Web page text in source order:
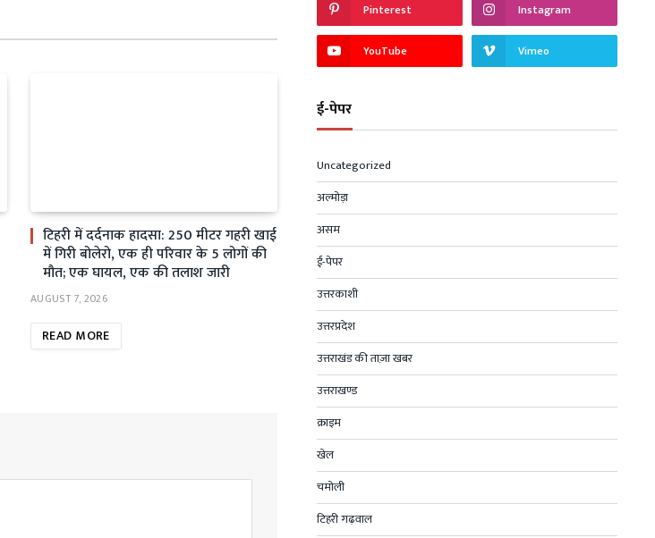
टिहरी में दर्दनाक हादसा: 250 मीटर गहरी खाई
में गिरी बोलेरो, एक ही परिवार के 5 लोगों की
मौत; एक घायल, एक की तलाश जारी
AUGUST 7, 2026
READ MORE
Pinterest Instagram
YouTube Vimeo
ई-पेपर
Uncategorized
अल्मोड़ा
असम
ई-पेपर
उत्तरकाशी
उत्तरप्रदेश
उत्तराखंड की ताज़ा खबर
उत्तराखण्ड
क्राइम
खेल
चमोली
टिहरी गढ़वाल